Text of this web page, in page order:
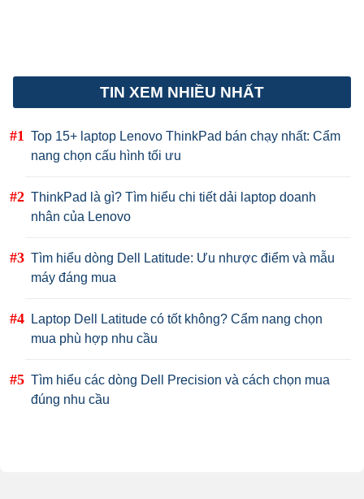
TIN XEM NHIỀU NHẤT
Top 15+ laptop Lenovo ThinkPad bán chạy nhất: Cẩm
nang chọn cấu hình tối ưu
ThinkPad là gì? Tìm hiểu chi tiết dải laptop doanh
nhân của Lenovo
Tìm hiểu dòng Dell Latitude: Ưu nhược điểm và mẫu
máy đáng mua
Laptop Dell Latitude có tốt không? Cẩm nang chọn
mua phù hợp nhu cầu
Tìm hiểu các dòng Dell Precision và cách chọn mua
đúng nhu cầu